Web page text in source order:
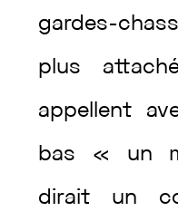
gardes-
plus
appellent
bas « un
dirait un